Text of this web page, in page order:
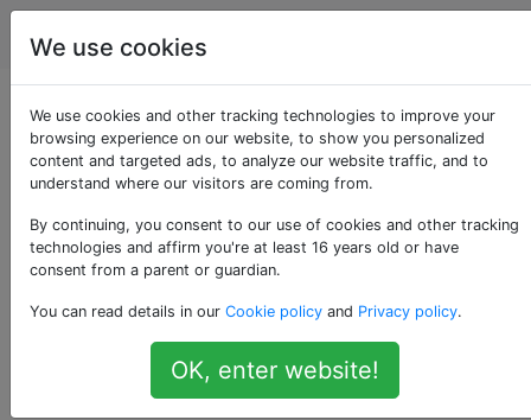
Android
Quelle est la
différence entre une
sauvegarde
NANDroid et une
sauvegarde ADB?
We use cookies
We use cookies and other tracking technologies to improve your
browsing experience on our website, to show you personalized
content and targeted ads, to analyze our website traffic, and to
understand where our visitors are coming from.
By continuing, you consent to our use of cookies and other tracking
technologies and affirm you're at least 16 years old or have
consent from a parent or guardian.
You can read details in our Cookie policy and Privacy policy.
OK, enter website!